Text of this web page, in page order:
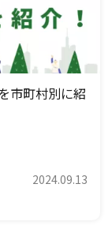
市町村別に紹
2024.09.13